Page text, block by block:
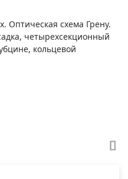
Оптическая схема Грену.
четырехсекционный
кольцевой